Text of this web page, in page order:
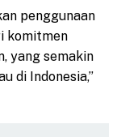
penggunaan
komitmen
yang semakin
di Indonesia,”